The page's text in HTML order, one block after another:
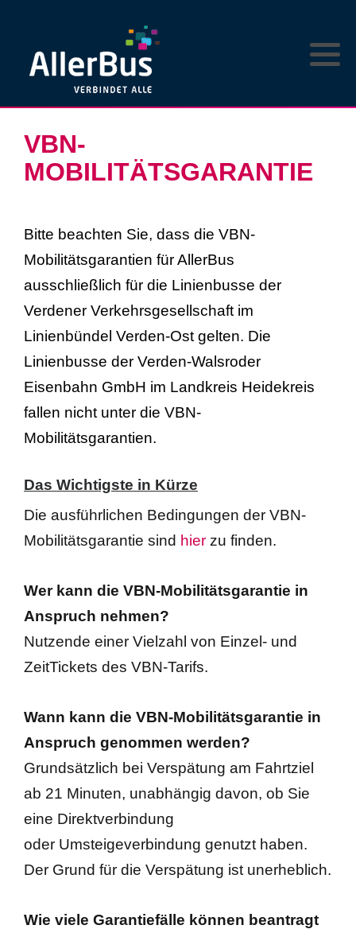
VBN-
MOBILITÄTSGARANTIE
Bitte beachten Sie, dass die VBN-
Mobilitätsgarantien für AllerBus
ausschließlich für die Linienbusse der
Verdener Verkehrsgesellschaft im
Linienbündel Verden-Ost gelten. Die
Linienbusse der Verden-Walsroder
Eisenbahn GmbH im Landkreis Heidekreis
fallen nicht unter die VBN-
Mobilitätsgarantien.
Das Wichtigste in Kürze
Die ausführlichen Bedingungen der VBN-
Mobilitätsgarantie sind hier zu finden.
Wer kann die VBN-Mobilitätsgarantie in
Anspruch nehmen?
Nutzende einer Vielzahl von Einzel- und
ZeitTickets des VBN-Tarifs.
Wann kann die VBN-Mobilitätsgarantie in
Anspruch genommen werden?
Grundsätzlich bei Verspätung am Fahrtziel
ab 21 Minuten, unabhängig davon, ob Sie
eine Direktverbindung
oder Umsteigeverbindung genutzt haben.
Der Grund für die Verspätung ist unerheblich.
Wie viele Garantiefälle können beantragt
Newsticker
Archivierte Beiträge
VBN-Mobilitätsgarantie
TIM - Das junge Abo-Ticket
Kundenkartenantrag
Tarif- und Beförderungsbedingungen
Lob & Kritik
Streckennetz
Fundsachen
Busanmietung
Verhaltensregeln Schüler im Bus
Anruf-Sammel-Taxi Verden
Lohbergexpress
Einstieg in die E-Mobilität
Infrastruktur
Regelwerke VWE
Fuhrpark
Aktuelles
Vergabeinformationen
Ansprechpartner